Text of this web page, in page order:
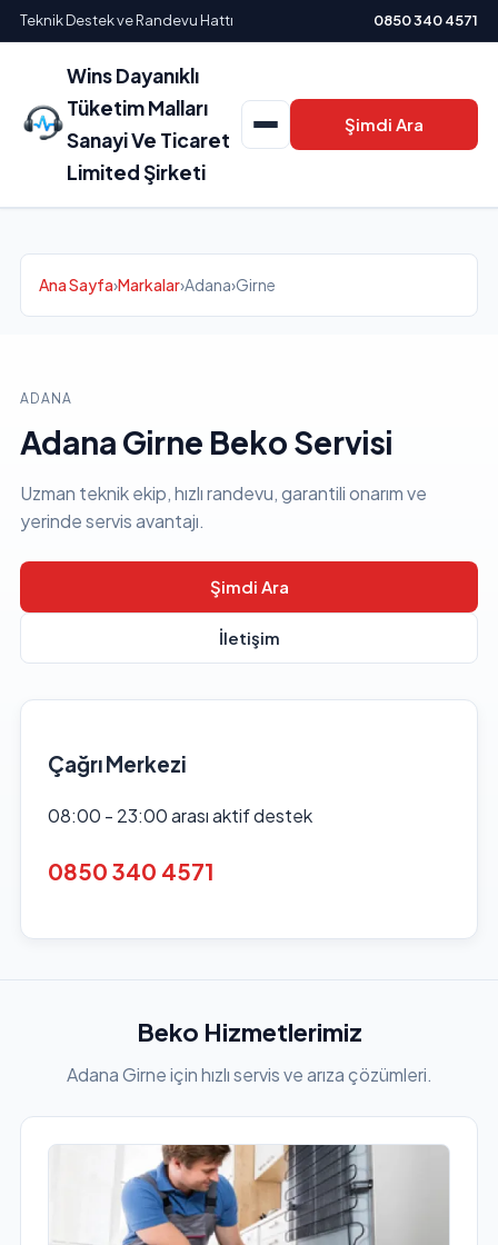
Teknik Destek ve Randevu Hattı 0850 340 4571
Wins Dayanıklı
Tüketim Malları
Sanayi Ve Ticaret
Limited Şirketi
Şimdi Ara
Ana Sayfa›Markalar›Adana›Girne
ADANA
Adana Girne Beko Servisi
Uzman teknik ekip, hızlı randevu, garantili onarım ve
yerinde servis avantajı.
Şimdi Ara
İletişim
Çağrı Merkezi
08:00 - 23:00 arası aktif destek
0850 340 4571
Beko Hizmetlerimiz
Adana Girne için hızlı servis ve arıza çözümleri.